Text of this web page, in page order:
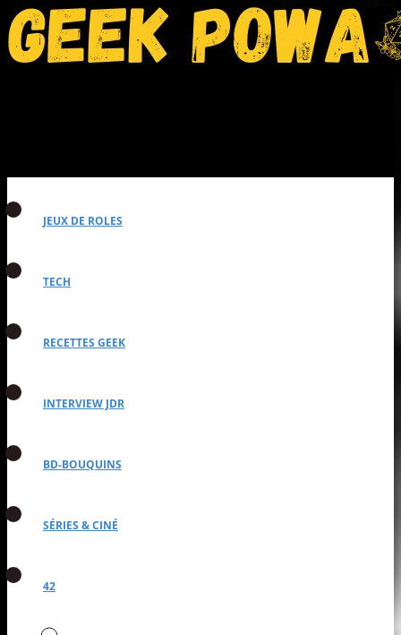
JEUX DE ROLES
TECH
RECETTES GEEK
INTERVIEW JDR
BD-BOUQUINS
SÉRIES & CINÉ
42